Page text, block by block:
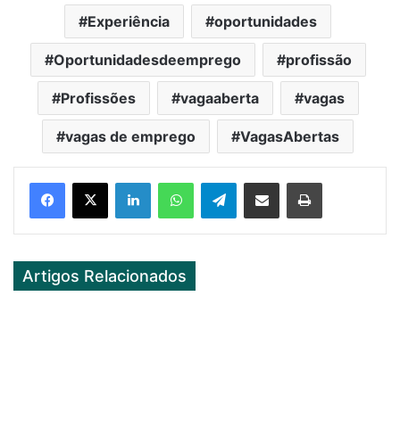
Experiência oportunidades
Oportunidadesdeemprego profissão
Profissões vagaaberta vagas
vagas de emprego VagasAbertas
Telegram
Artigos Relacionados